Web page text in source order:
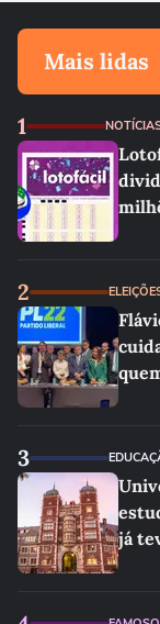
Mais lidas
1
2
3
já